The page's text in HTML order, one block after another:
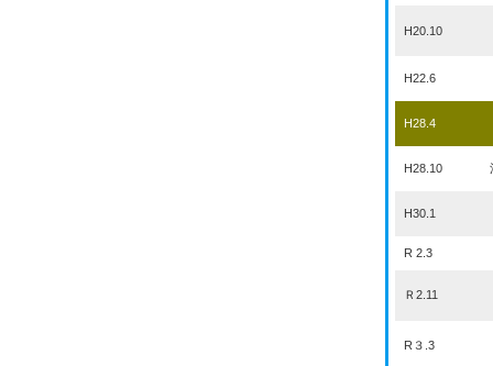
H20.10
H22.6
H28.4
H28.10
H30.1
R 2.3
Ｒ2.11
R３.3